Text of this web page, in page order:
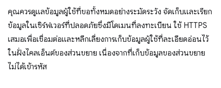
คุณควรดูแลข้อมูลผู้ใช้ที่ขอทั้งหมดอย่างระมัดระวัง จัดเก็บและเรียก
ข้อมูลในเซิร์ฟเวอร์ที่ปลอดภัยซึ่งมีโดเมนที่ลงทะเบียน ใช้ HTTPS
เสมอเพื่อเชื่อมต่อและหลีกเลี่ยงการเก็บข้อมูลผู้ใช้ที่ละเอียดอ่อนไว้
ในฝั่งไคลเอ็นต์ของส่วนขยาย เนื่องจากที่เก็บข้อมูลของส่วนขยาย
ไม่ได้เข้ารหัส